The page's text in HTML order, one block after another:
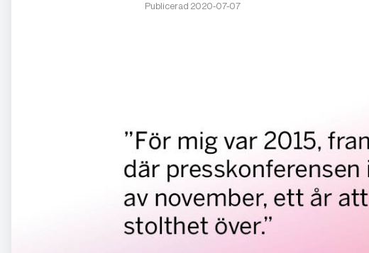
Publicerad 2020-07-07